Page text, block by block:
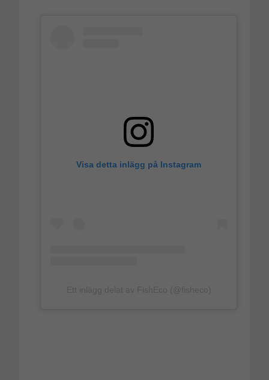
Visa detta inlägg på Instagram